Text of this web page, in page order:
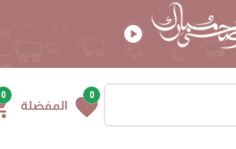
0
favorite المفضلة
0
play_circle